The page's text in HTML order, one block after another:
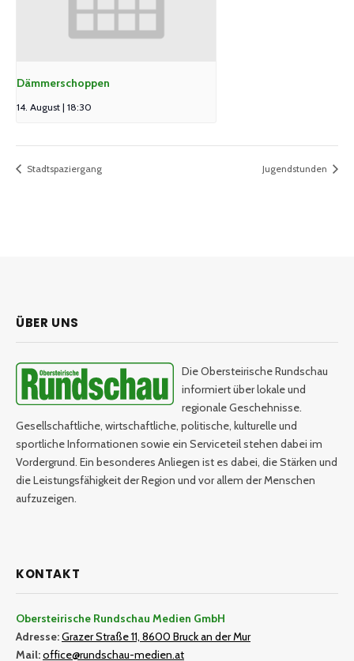
Dämmerschoppen
14. August | 18:30
Stadtspaziergang Jugendstunden
ÜBER UNS
Die Obersteirische Rundschau
informiert über lokale und
regionale Geschehnisse.
Gesellschaftliche, wirtschaftliche, politische, kulturelle und
sportliche Informationen sowie ein Serviceteil stehen dabei im
Vordergrund. Ein besonderes Anliegen ist es dabei, die Stärken und
die Leistungsfähigkeit der Region und vor allem der Menschen
aufzuzeigen.
KONTAKT
Obersteirische Rundschau Medien GmbH
Adresse:Grazer Straße 11, 8600 Bruck an der Mur
Mail:office@rundschau-medien.at